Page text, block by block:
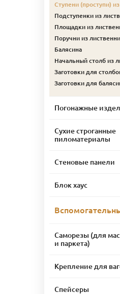
Ступени (проступи)
Подступенки из
Площадки из
Поручни из
Балясина
Начальный столб из
Заготовки для
Заготовки для
Погонажные
Сухие строганные
пиломатериалы
Стеновые панели
Блок хаус
Саморезы (для
и паркета)
Крепление для
Спейсеры